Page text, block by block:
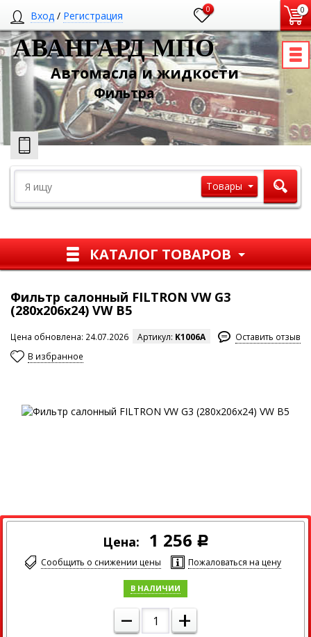
Вход / Регистрация 0 0
АВАНГАРД МПО
Автомасла и жидкости
Фильтра
Товары
КАТАЛОГ ТОВАРОВ
Фильтр салонный FILTRON VW G3
(280x206x24) VW B5
Цена обновлена: 24.07.2026 Артикул: K1006A
Оставить отзыв
В избранное
Цена: 1 256 Р
Сообщить о снижении цены
Пожаловаться на цену
В НАЛИЧИИ
– +